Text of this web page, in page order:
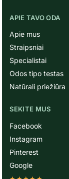
APIE TAVO ODA
Apie mus
Straipsniai
Specialistai
Odos tipo testas
Natūrali priežiūra
SEKITE MUS
Facebook
Instagram
Pinterest
Google